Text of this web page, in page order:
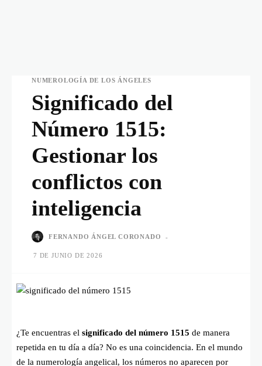
NUMEROLOGÍA DE LOS ÁNGELES
Significado del
Número 1515:
Gestionar los
conflictos con
inteligencia
FERNANDO ÁNGEL CORONADO -
7 DE JUNIO DE 2026
¿Te encuentras el significado del número 1515 de manera
repetida en tu día a día? No es una coincidencia. En el mundo
de la numerología angelical, los números no aparecen por